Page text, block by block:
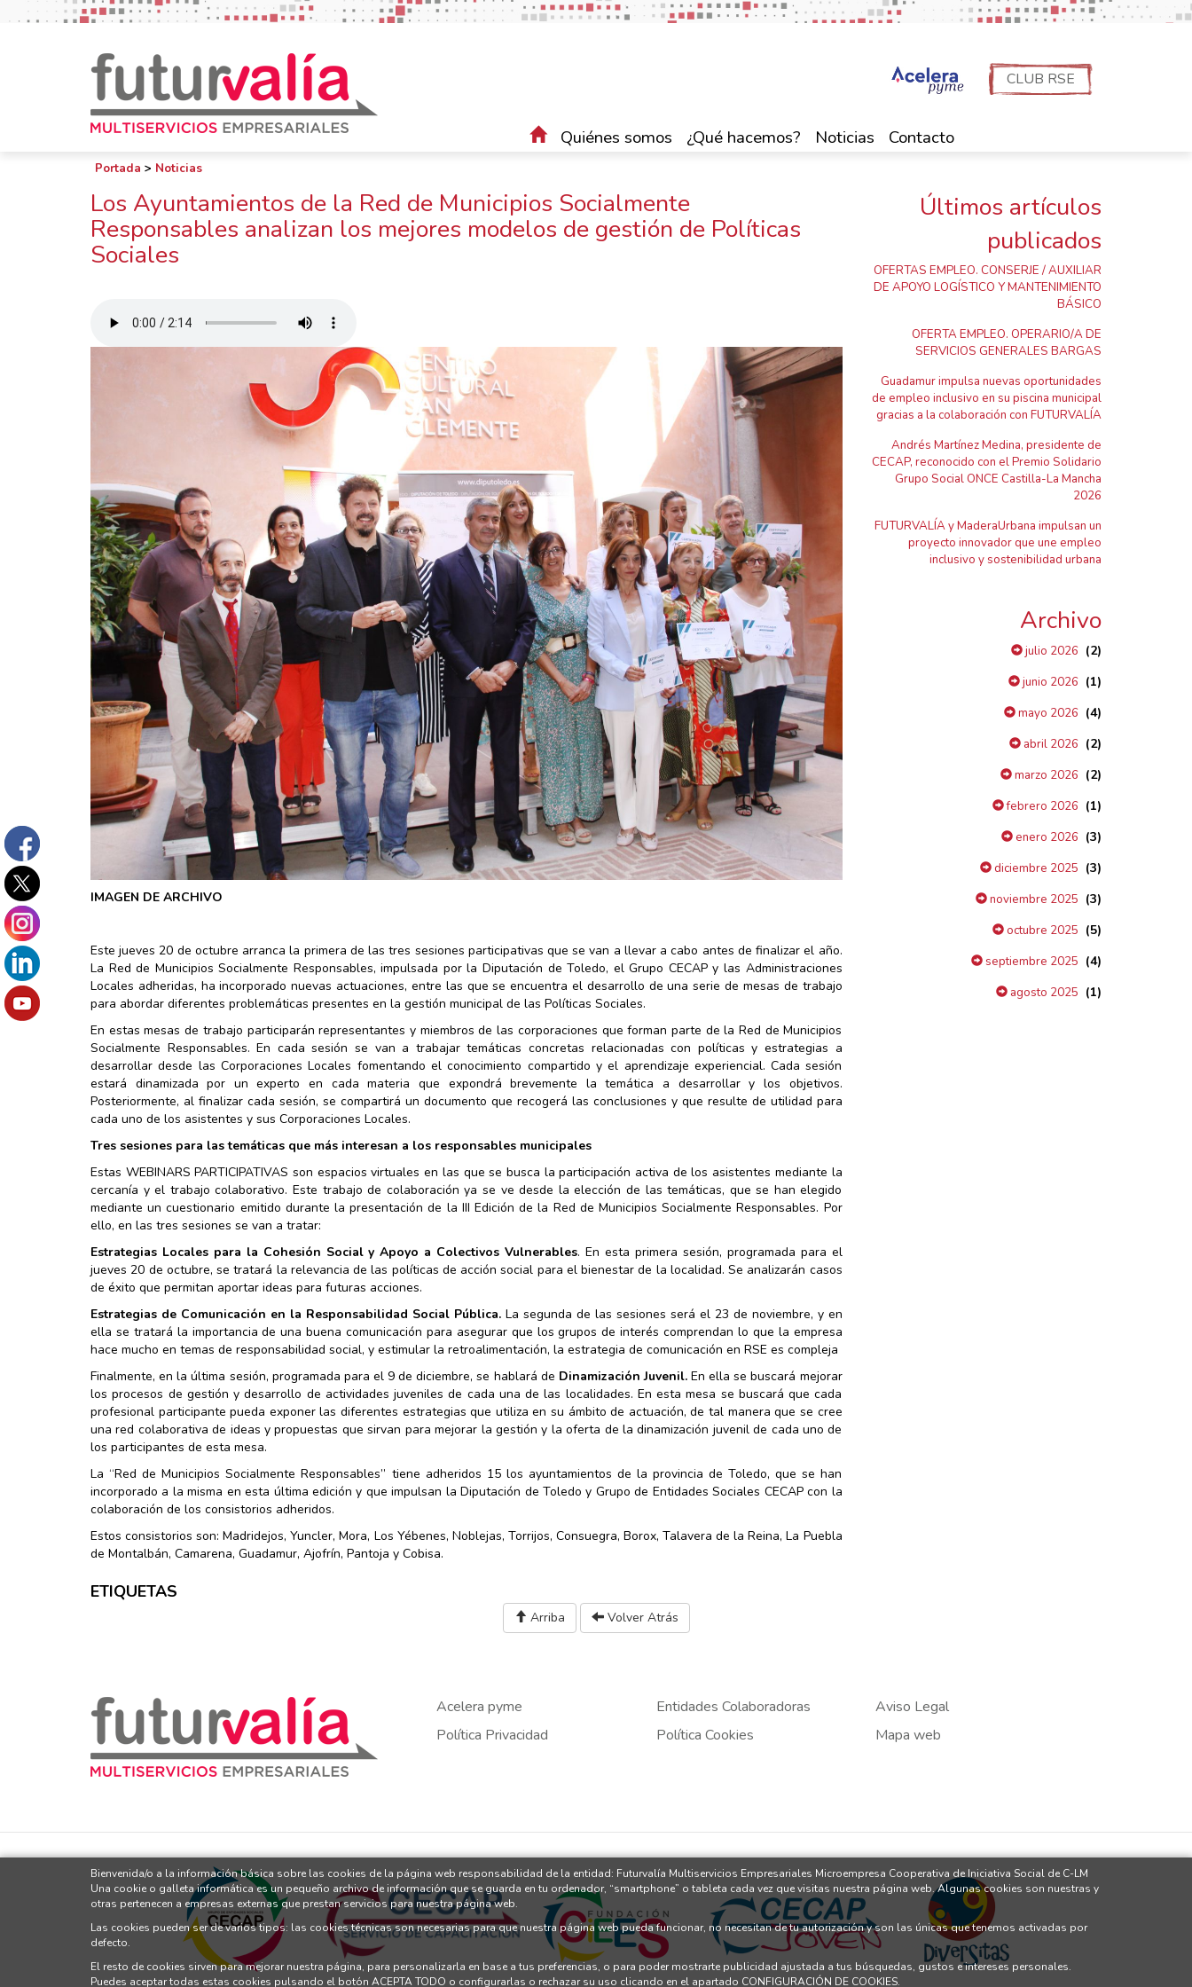
CLUB RSE
Quiénes somos ¿Qué hacemos? Noticias Contacto
Portada > Noticias
Los Ayuntamientos de la Red de Municipios Socialmente
Responsables analizan los mejores modelos de gestión de Políticas
Sociales
IMAGEN DE ARCHIVO
Este jueves 20 de octubre arranca la primera de las tres sesiones participativas que se van a llevar a cabo antes de finalizar el año.
La Red de Municipios Socialmente Responsables, impulsada por la Diputación de Toledo, el Grupo CECAP y las Administraciones
Locales adheridas, ha incorporado nuevas actuaciones, entre las que se encuentra el desarrollo de una serie de mesas de trabajo
para abordar diferentes problemáticas presentes en la gestión municipal de las Políticas Sociales.
En estas mesas de trabajo participarán representantes y miembros de las corporaciones que forman parte de la Red de Municipios
Socialmente Responsables. En cada sesión se van a trabajar temáticas concretas relacionadas con políticas y estrategias a
desarrollar desde las Corporaciones Locales fomentando el conocimiento compartido y el aprendizaje experiencial. Cada sesión
estará dinamizada por un experto en cada materia que expondrá brevemente la temática a desarrollar y los objetivos.
Posteriormente, al finalizar cada sesión, se compartirá un documento que recogerá las conclusiones y que resulte de utilidad para
cada uno de los asistentes y sus Corporaciones Locales.
Tres sesiones para las temáticas que más interesan a los responsables municipales
Estas WEBINARS PARTICIPATIVAS son espacios virtuales en las que se busca la participación activa de los asistentes mediante la
cercanía y el trabajo colaborativo. Este trabajo de colaboración ya se ve desde la elección de las temáticas, que se han elegido
mediante un cuestionario emitido durante la presentación de la III Edición de la Red de Municipios Socialmente Responsables. Por
ello, en las tres sesiones se van a tratar:
Estrategias Locales para la Cohesión Social y Apoyo a Colectivos Vulnerables. En esta primera sesión, programada para el
jueves 20 de octubre, se tratará la relevancia de las políticas de acción social para el bienestar de la localidad. Se analizarán casos
de éxito que permitan aportar ideas para futuras acciones.
Estrategias de Comunicación en la Responsabilidad Social Pública.La segunda de las sesiones será el 23 de noviembre, y en
ella se tratará la importancia de una buena comunicación para asegurar que los grupos de interés comprendan lo que la empresa
hace mucho en temas de responsabilidad social, y estimular la retroalimentación, la estrategia de comunicación en RSE es compleja
Finalmente, en la última sesión, programada para el 9 de diciembre, se hablará de Dinamización Juvenil.En ella se buscará mejorar
los procesos de gestión y desarrollo de actividades juveniles de cada una de las localidades. En esta mesa se buscará que cada
profesional participante pueda exponer las diferentes estrategias que utiliza en su ámbito de actuación, de tal manera que se cree
una red colaborativa de ideas y propuestas que sirvan para mejorar la gestión y la oferta de la dinamización juvenil de cada uno de
los participantes de esta mesa.
La “Red de Municipios Socialmente Responsables” tiene adheridos 15 los ayuntamientos de la provincia de Toledo, que se han
incorporado a la misma en esta última edición y que impulsan la Diputación de Toledo y Grupo de Entidades Sociales CECAP con la
colaboración de los consistorios adheridos.
Estos consistorios son: Madridejos, Yuncler, Mora, Los Yébenes, Noblejas, Torrijos, Consuegra, Borox, Talavera de la Reina, La Puebla
de Montalbán, Camarena, Guadamur, Ajofrín, Pantoja y Cobisa.
Últimos artículos
publicados
OFERTAS EMPLEO. CONSERJE / AUXILIAR
DE APOYO LOGÍSTICO Y MANTENIMIENTO
BÁSICO
OFERTA EMPLEO. OPERARIO/A DE
SERVICIOS GENERALES BARGAS
Guadamur impulsa nuevas oportunidades
de empleo inclusivo en su piscina municipal
gracias a la colaboración con FUTURVALÍA
Andrés Martínez Medina, presidente de
CECAP, reconocido con el Premio Solidario
Grupo Social ONCE Castilla-La Mancha
2026
FUTURVALÍA y MaderaUrbana impulsan un
proyecto innovador que une empleo
inclusivo y sostenibilidad urbana
Archivo
julio 2026 (2)
junio 2026 (1)
mayo 2026 (4)
abril 2026 (2)
marzo 2026 (2)
febrero 2026 (1)
enero 2026 (3)
diciembre 2025 (3)
noviembre 2025 (3)
octubre 2025 (5)
septiembre 2025 (4)
agosto 2025 (1)
ETIQUETAS
Arriba Volver Atrás
Acelera pyme Entidades Colaboradoras
Aviso Legal
Política Privacidad
Política Cookies Mapa web
Bienvenida/o a la información básica sobre las cookies de la página web responsabilidad de la entidad: Futurvalía Multiservicios Empresariales Microempresa Cooperativa de Iniciativa Social de C-LM
Una cookie o galleta informática es un pequeño archivo de información que se guarda en tu ordenador, “smartphone” o tableta cada vez que visitas nuestra página web. Algunas cookies son nuestras y
otras pertenecen a empresas externas que prestan servicios para nuestra página web.
Las cookies pueden ser de varios tipos: las cookies técnicas son necesarias para que nuestra página web pueda funcionar, no necesitan de tu autorización y son las únicas que tenemos activadas por
defecto.
El resto de cookies sirven para mejorar nuestra página, para personalizarla en base a tus preferencias, o para poder mostrarte publicidad ajustada a tus búsquedas, gustos e intereses personales.
Puedes aceptar todas estas cookies pulsando el botón ACEPTA TODO o configurarlas o rechazar su uso clicando en el apartado CONFIGURACIÓN DE COOKIES.